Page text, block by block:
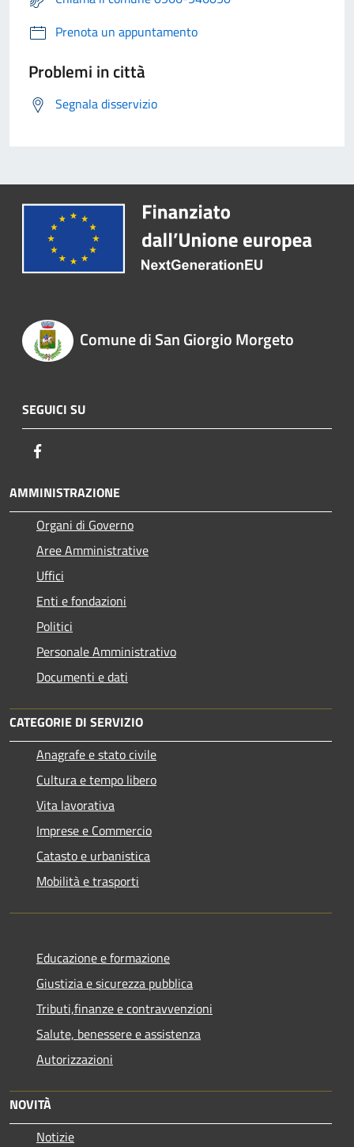
Prenota un appuntamento
Problemi in città
Segnala disservizio
Comune di San Giorgio Morgeto
SEGUICI SU
AMMINISTRAZIONE
Organi di Governo
Aree Amministrative
Uffici
Enti e fondazioni
Politici
Personale Amministrativo
Documenti e dati
CATEGORIE DI SERVIZIO
Anagrafe e stato civile
Cultura e tempo libero
Vita lavorativa
Imprese e Commercio
Catasto e urbanistica
Mobilità e trasporti
Educazione e formazione
Giustizia e sicurezza pubblica
Tributi,finanze e contravvenzioni
Salute, benessere e assistenza
Autorizzazioni
NOVITÀ
Notizie